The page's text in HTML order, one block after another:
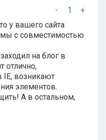
- 1
+
у вашего сайта
с совместимостью
на блог в
отлично,
IE, возникают
элементов.
А в остальном,